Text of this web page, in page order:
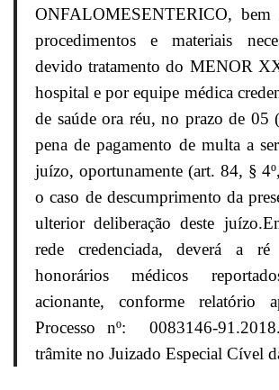
ONFALOMESENTERICO,
procedimentos e materiais
devido tratamento do MENOR
hospital e por equipe médica
de saúde ora réu, no prazo de 05
pena de pagamento de multa a
juízo, oportunamente (art. 84, §
o caso de descumprimento da
ulterior deliberação deste
rede credenciada, deverá a
honorários médicos
acionante, conforme relatório
Processo nº: 0083146-
trâmite no Juizado Especial Cível